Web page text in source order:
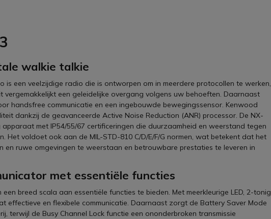
walkie talkie
is een veelzijdige radio die is ontworpen om in meerdere protocollen te werken,
vergemakkelijkt een geleidelijke overgang volgens uw behoeften. Daarnaast
handsfree communicatie en een ingebouwde bewegingssensor. Kenwood
dankzij de geavanceerde Active Noise Reduction (ANR) processor. De NX-
met IP54/55/67 certificeringen die duurzaamheid en weerstand tegen
Het voldoet ook aan de MIL-STD-810 C/D/E/F/G normen, wat betekent dat het
en ruwe omgevingen te weerstaan en betrouwbare prestaties te leveren in
met essentiële functies
breed scala aan essentiële functies te bieden. Met meerkleurige LED, 2-tonig
effectieve en flexibele communicatie. Daarnaast zorgt de Battery Saver Mode
terwijl de Busy Channel Lock functie een ononderbroken transmissie